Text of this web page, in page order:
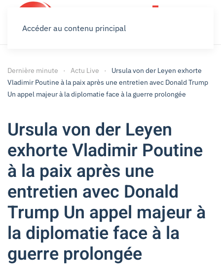
Accéder au contenu principal
Dernière minute Actu Live
Ursula von der Leyen exhorte
Vladimir Poutine à la paix après une entretien avec Donald Trump
Un appel majeur à la diplomatie face à la guerre prolongée
Ursula von der Leyen
exhorte Vladimir Poutine
à la paix après une
entretien avec Donald
Trump Un appel majeur à
la diplomatie face à la
guerre prolongée